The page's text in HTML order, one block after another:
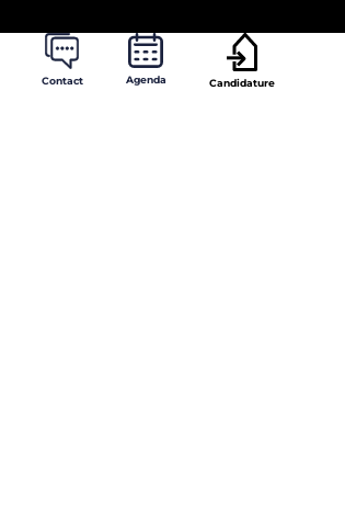
Contact Agenda Candidature